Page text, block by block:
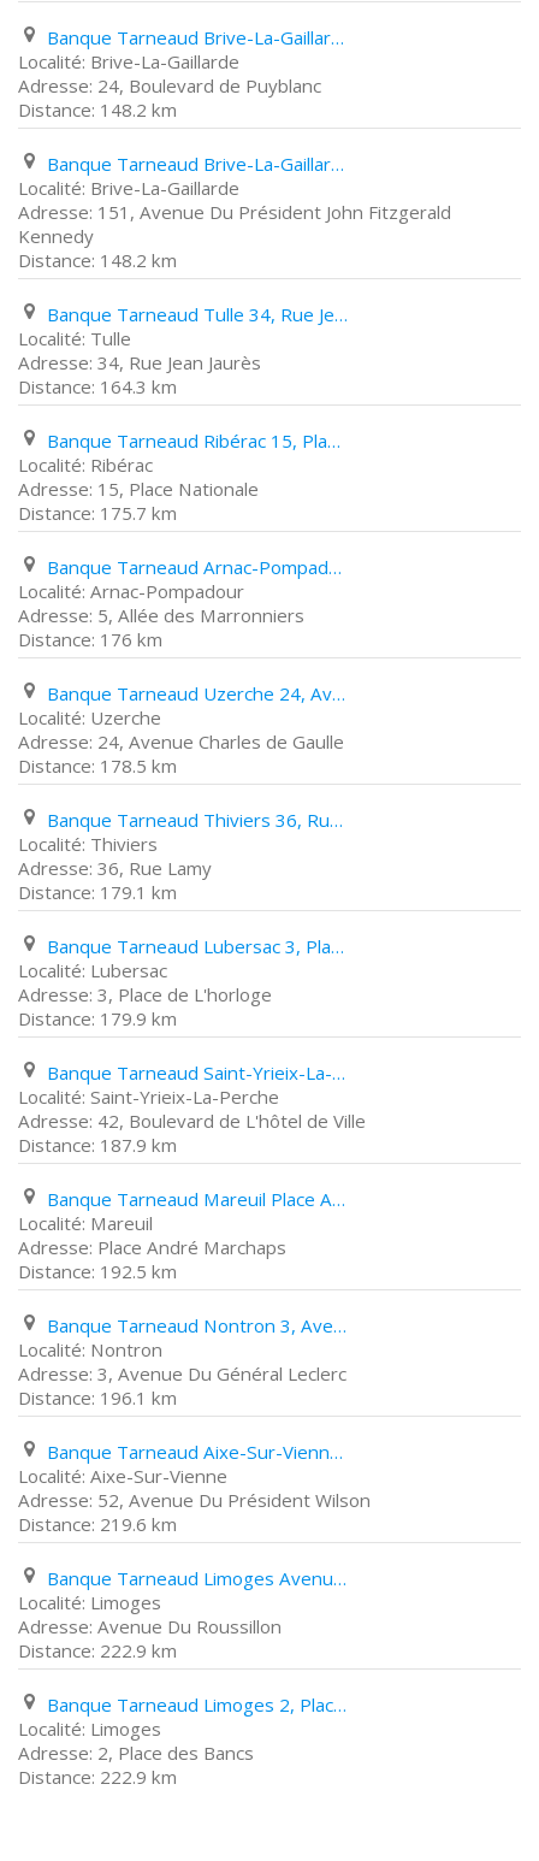
Banque Tarneaud Brive-La-Gaillarde 24, Boulevard de Puyblanc
Brive-La-Gaillarde
24, Boulevard de Puyblanc
148.2 km
Banque Tarneaud Brive-La-Gaillarde 151, Avenue Du Président John Fitzgerald Kennedy
Brive-La-Gaillarde
151, Avenue Du Président John Fitzgerald
Kennedy
148.2 km
Banque Tarneaud Tulle 34, Rue Jean Jaurès
Tulle
34, Rue Jean Jaurès
164.3 km
Banque Tarneaud Ribérac 15, Place Nationale
Ribérac
15, Place Nationale
175.7 km
Banque Tarneaud Arnac-Pompadour 5, Allée des Marronniers
Arnac-Pompadour
5, Allée des Marronniers
176 km
Banque Tarneaud Uzerche 24, Avenue Charles de Gaulle
Uzerche
24, Avenue Charles de Gaulle
178.5 km
Banque Tarneaud Thiviers 36, Rue Lamy
Thiviers
36, Rue Lamy
179.1 km
Banque Tarneaud Lubersac 3, Place de L'horloge
Lubersac
3, Place de L'horloge
179.9 km
Banque Tarneaud Saint-Yrieix-La-Perche 42, Boulevard de L'hôtel de Ville
Saint-Yrieix-La-Perche
42, Boulevard de L'hôtel de Ville
187.9 km
Banque Tarneaud Mareuil Place André Marchaps
Mareuil
Place André Marchaps
192.5 km
Banque Tarneaud Nontron 3, Avenue Du Général Leclerc
Nontron
3, Avenue Du Général Leclerc
196.1 km
Banque Tarneaud Aixe-Sur-Vienne 52, Avenue Du Président Wilson
Aixe-Sur-Vienne
52, Avenue Du Président Wilson
219.6 km
Banque Tarneaud Limoges Avenue Du Roussillon
Limoges
Avenue Du Roussillon
222.9 km
Banque Tarneaud Limoges 2, Place des Bancs
Limoges
2, Place des Bancs
222.9 km